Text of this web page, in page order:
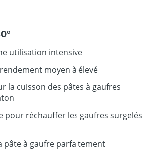
utilisation intensive
moyen à élevé
la cuisson des pâtes à gaufres
pour réchauffer les gaufres surgelés
pâte à gaufre parfaitement